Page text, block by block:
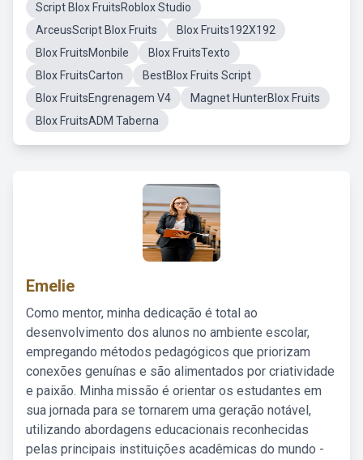
Script Blox FruitsRoblox Studio
ArceusScript Blox Fruits
Blox Fruits192X192
Blox FruitsMonbile
Blox FruitsTexto
Blox FruitsCarton
BestBlox Fruits Script
Blox FruitsEngrenagem V4
Magnet HunterBlox Fruits
Blox FruitsADM Taberna
Emelie
Como mentor, minha dedicação é total ao
desenvolvimento dos alunos no ambiente escolar,
empregando métodos pedagógicos que priorizam
conexões genuínas e são alimentados por criatividade
e paixão. Minha missão é orientar os estudantes em
sua jornada para se tornarem uma geração notável,
utilizando abordagens educacionais reconhecidas
pelas principais instituições acadêmicas do mundo -